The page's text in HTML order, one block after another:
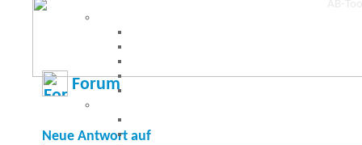
Forum
Neue Antwort auf